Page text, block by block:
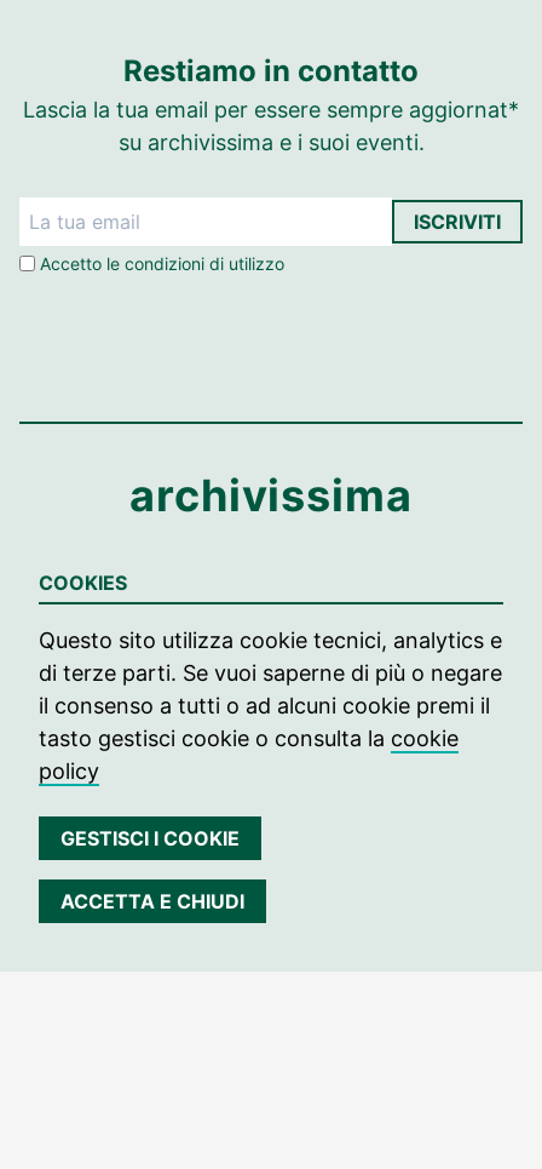
Restiamo in contatto
Lascia la tua email per essere sempre aggiornat*
su archivissima e i suoi eventi.
Accetto le condizioni di utilizzo
ISCRIVITI
archivissima
C.so V. Emanuele II 44 Torino
Tel. +39 349 2887997
CF: 97804960017
Informazioni
info@archivissima.it
Seguici su Facebook
© 2021 archivissima
COOKIES
Questo sito utilizza cookie tecnici, analytics e
di terze parti. Se vuoi saperne di più o negare
il consenso a tutti o ad alcuni cookie premi il
tasto gestisci cookie o consulta la cookie
policy
GESTISCI I COOKIE
ACCETTA E CHIUDI